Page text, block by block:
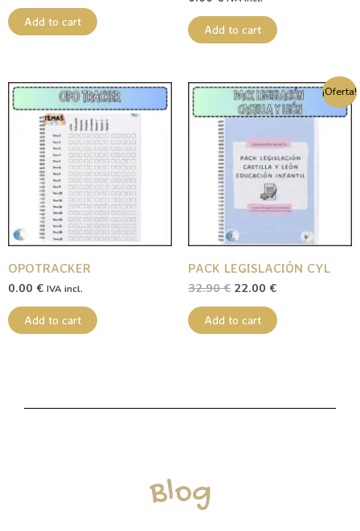
Add to cart
Add to cart
OPOTRACKER
0.00 € IVA incl.
Add to cart
¡Oferta!
PACK LEGISLACIÓN CYL
32.90€
Original
price
was:
22.00 €
Current
price
is:
Add to cart
Blog